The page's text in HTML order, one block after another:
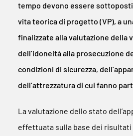
tempo devono essere
vita teorica di progetto (VP), a
finalizzate alla valutazione della
dell’idoneità alla prosecuzione
condizioni di sicurezza,
dell’attrezzatura di cui fanno
La valutazione dello stato
effettuata sulla base dei